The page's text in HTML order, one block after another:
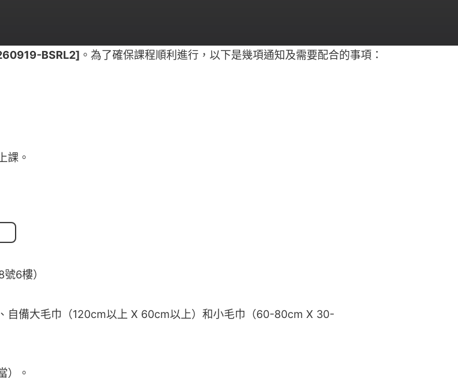
BSRL2] 。為了確保課程順利進行，以下是幾項通知及需要配合的事項：
課。
6樓）
自備大毛巾（120cm以上 X 60cm以上）和小毛巾（60-80cm X 30-
）。